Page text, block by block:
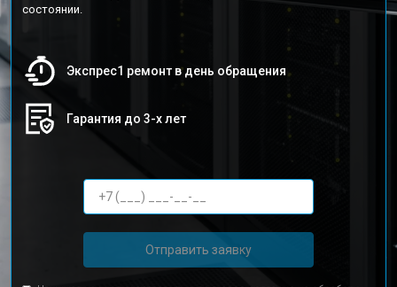
состоянии.
Экспрес1 ремонт в день обращения
Гарантия до 3-х лет
Отправить заявку